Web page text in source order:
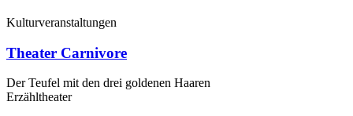
Kulturveranstaltungen
Theater Carnivore
Der Teufel mit den drei goldenen Haaren
Erzähltheater